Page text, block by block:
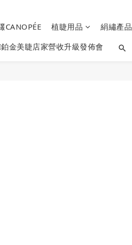
CANOPÉE 植睫用品 絹繡產品
金美睫店家營收升級發佈會